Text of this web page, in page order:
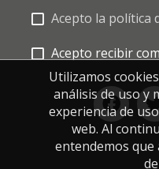
Acepto la política
Acepto recibir
Utilizamos
análisis de uso y
experiencia de
web. Al
entendemos